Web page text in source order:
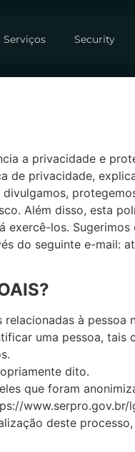
Serviços Security
a privacidade e
de privacidade,
Além disso, esta
exercê-los.
do seguinte e-mail:
à
uma pessoa, tais
dito.
que foram
deste